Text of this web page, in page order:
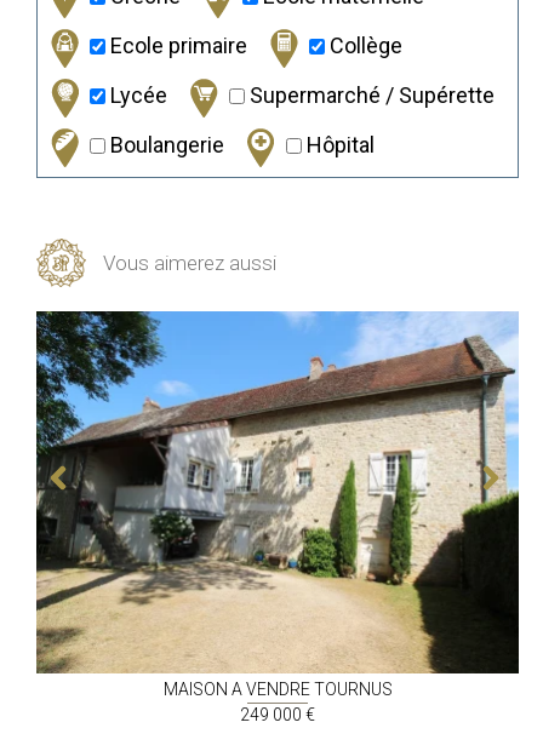
Ecole primaire
Collège
Lycée
Supermarché / Supérette
Boulangerie
Hôpital
Vous aimerez aussi
MAISON A VENDRE TOURNUS
249 000 €